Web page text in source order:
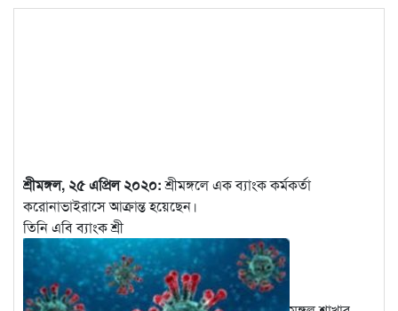
শ্রীমঙ্গল, ২৫ এপ্রিল ২০২০:শ্রীমঙ্গলে এক ব্যাংক কর্মকর্তা
করোনাভাইরাসে আক্রান্ত হয়েছেন।
তিনি এবি ব্যাংক শ্রী